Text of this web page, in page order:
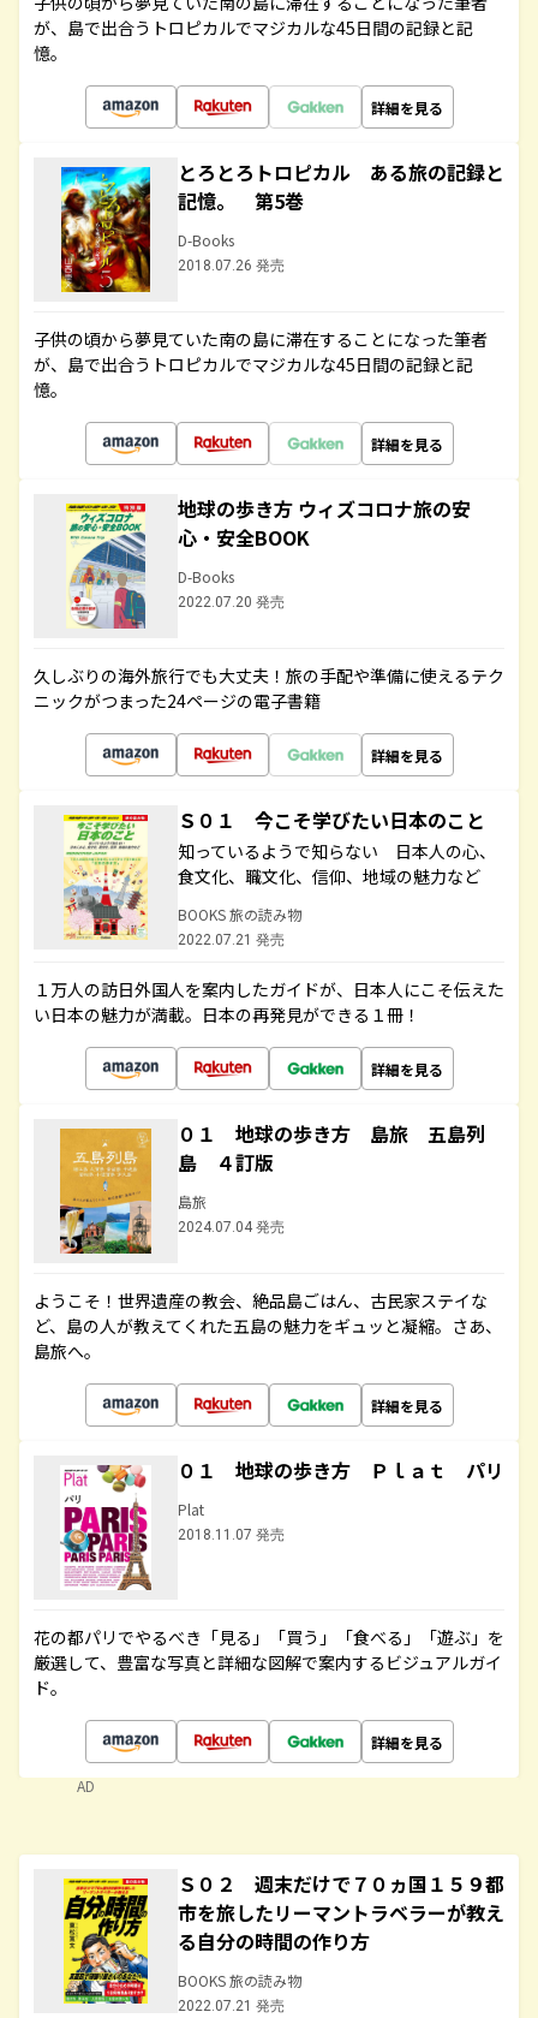
が、島で出合うトロピカルでマジカルな45日間の記録と記
憶。
詳細を見る
とろとろトロピカル ある旅の記録と
記憶。 第5巻
D-Books
2018.07.26 発売
子供の頃から夢見ていた南の島に滞在することになった筆者
が、島で出合うトロピカルでマジカルな45日間の記録と記
憶。
詳細を見る
地球の歩き方 ウィズコロナ旅の安
心・安全BOOK
D-Books
2022.07.20 発売
久しぶりの海外旅行でも大丈夫！旅の手配や準備に使えるテク
ニックがつまった24ページの電子書籍
詳細を見る
Ｓ０１ 今こそ学びたい日本のこと
知っているようで知らない 日本人の心、
食文化、職文化、信仰、地域の魅力など
BOOKS 旅の読み物
2022.07.21 発売
１万人の訪日外国人を案内したガイドが、日本人にこそ伝えた
い日本の魅力が満載。日本の再発見ができる１冊！
詳細を見る
０１ 地球の歩き方 島旅 五島列
島 ４訂版
島旅
2024.07.04 発売
ようこそ！世界遺産の教会、絶品島ごはん、古民家ステイな
ど、島の人が教えてくれた五島の魅力をギュッと凝縮。さあ、
島旅へ。
詳細を見る
０１ 地球の歩き方 Ｐｌａｔ パリ
Plat
2018.11.07 発売
花の都パリでやるべき「見る」「買う」「食べる」「遊ぶ」を
厳選して、豊富な写真と詳細な図解で案内するビジュアルガイ
ド。
詳細を見る
AD
Ｓ０２ 週末だけで７０ヵ国１５９都
市を旅したリーマントラベラーが教え
る自分の時間の作り方
BOOKS 旅の読み物
2022.07.21 発売